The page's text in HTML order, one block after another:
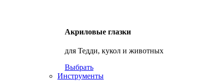
Акриловые глазки
для Тедди, кукол и животных
Выбрать
Инструменты